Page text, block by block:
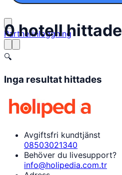
Partnerinloggning
0 hotell hittade
🔍
Inga resultat hittades
Avgiftsfri kundtjänst
08503021340
Behöver du livesupport?
info@holipedia.com.tr